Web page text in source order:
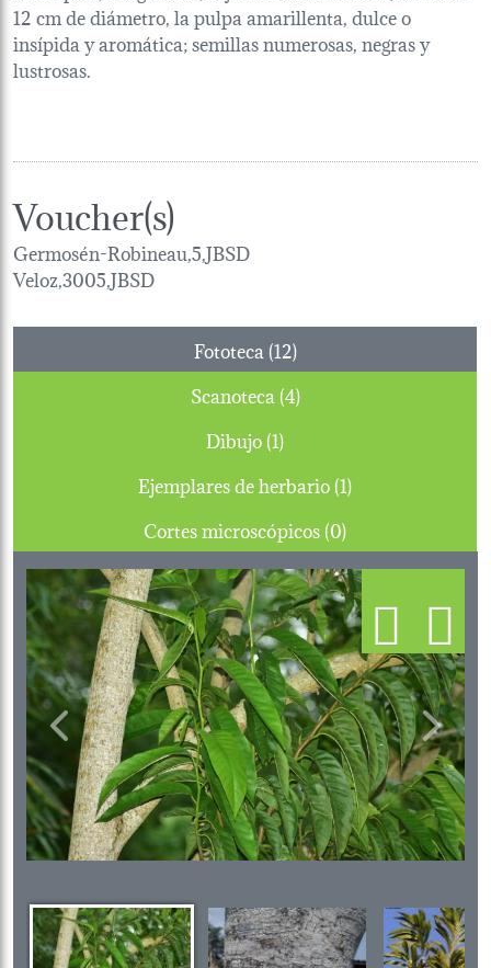
12 cm de diámetro, la pulpa amarillenta, dulce o
insípida y aromática; semillas numerosas, negras y
lustrosas.
Voucher(s)
Germosén-Robineau,5,JBSD
Veloz,3005,JBSD
Fototeca (12)
Scanoteca (4)
Dibujo (1)
Ejemplares de herbario (1)
Cortes microscópicos (0)
Previous Next